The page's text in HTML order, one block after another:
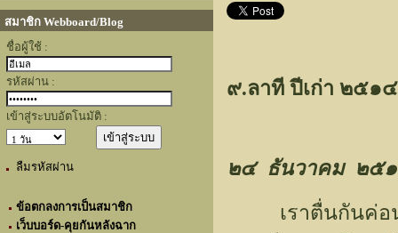
สมาชิก Webboard/Blog
ชื่อผู้ใช้ :
รหัสผ่าน :
เข้าสู่ระบบอัตโนมัติ :
ลืมรหัสผ่าน
ข้อตกลงการเป็นสมาชิก
เว็บบอร์ด-คุยกันหลังฉาก
๙.ลาที ปีเก่า ๒๕๑๔
๒๔ ธันวาคม ๒๕
เราตื่นกันค่อนข้